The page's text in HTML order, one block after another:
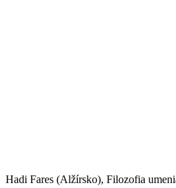
Hadi Fares (Alžírsko), Filozofia